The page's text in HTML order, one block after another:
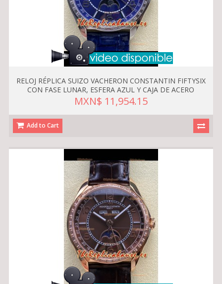
RELOJ RÉPLICA SUIZO VACHERON CONSTANTIN FIFTYSIX
CON FASE LUNAR, ESFERA AZUL Y CAJA DE ACERO
MXN$ 11,954.15
Add to Cart